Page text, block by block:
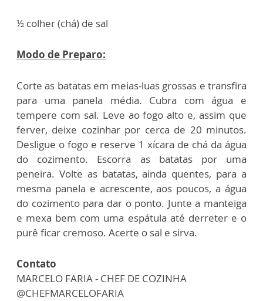
½ colher (chá) de sal
Modo de Preparo:
Corte as batatas em meias-luas grossas e transfira
para uma panela média. Cubra com água e
tempere com sal. Leve ao fogo alto e, assim que
ferver, deixe cozinhar por cerca de 20 minutos.
Desligue o fogo e reserve 1 xícara de chá da água
do cozimento. Escorra as batatas por uma
peneira. Volte as batatas, ainda quentes, para a
mesma panela e acrescente, aos poucos, a água
do cozimento para dar o ponto. Junte a manteiga
e mexa bem com uma espátula até derreter e o
purê ficar cremoso. Acerte o sal e sirva.
Contato
MARCELO FARIA - CHEF DE COZINHA
@CHEFMARCELOFARIA